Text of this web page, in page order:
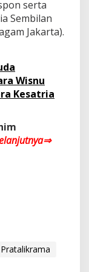
serta
Sembilan
Jakarta).
Wisnu
Kesatria